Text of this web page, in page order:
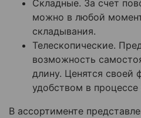
Складные. За счет
можно в любой
складывания.
Телескопические.
возможность
длину. Ценятся своей
удобством в процессе
В ассортименте